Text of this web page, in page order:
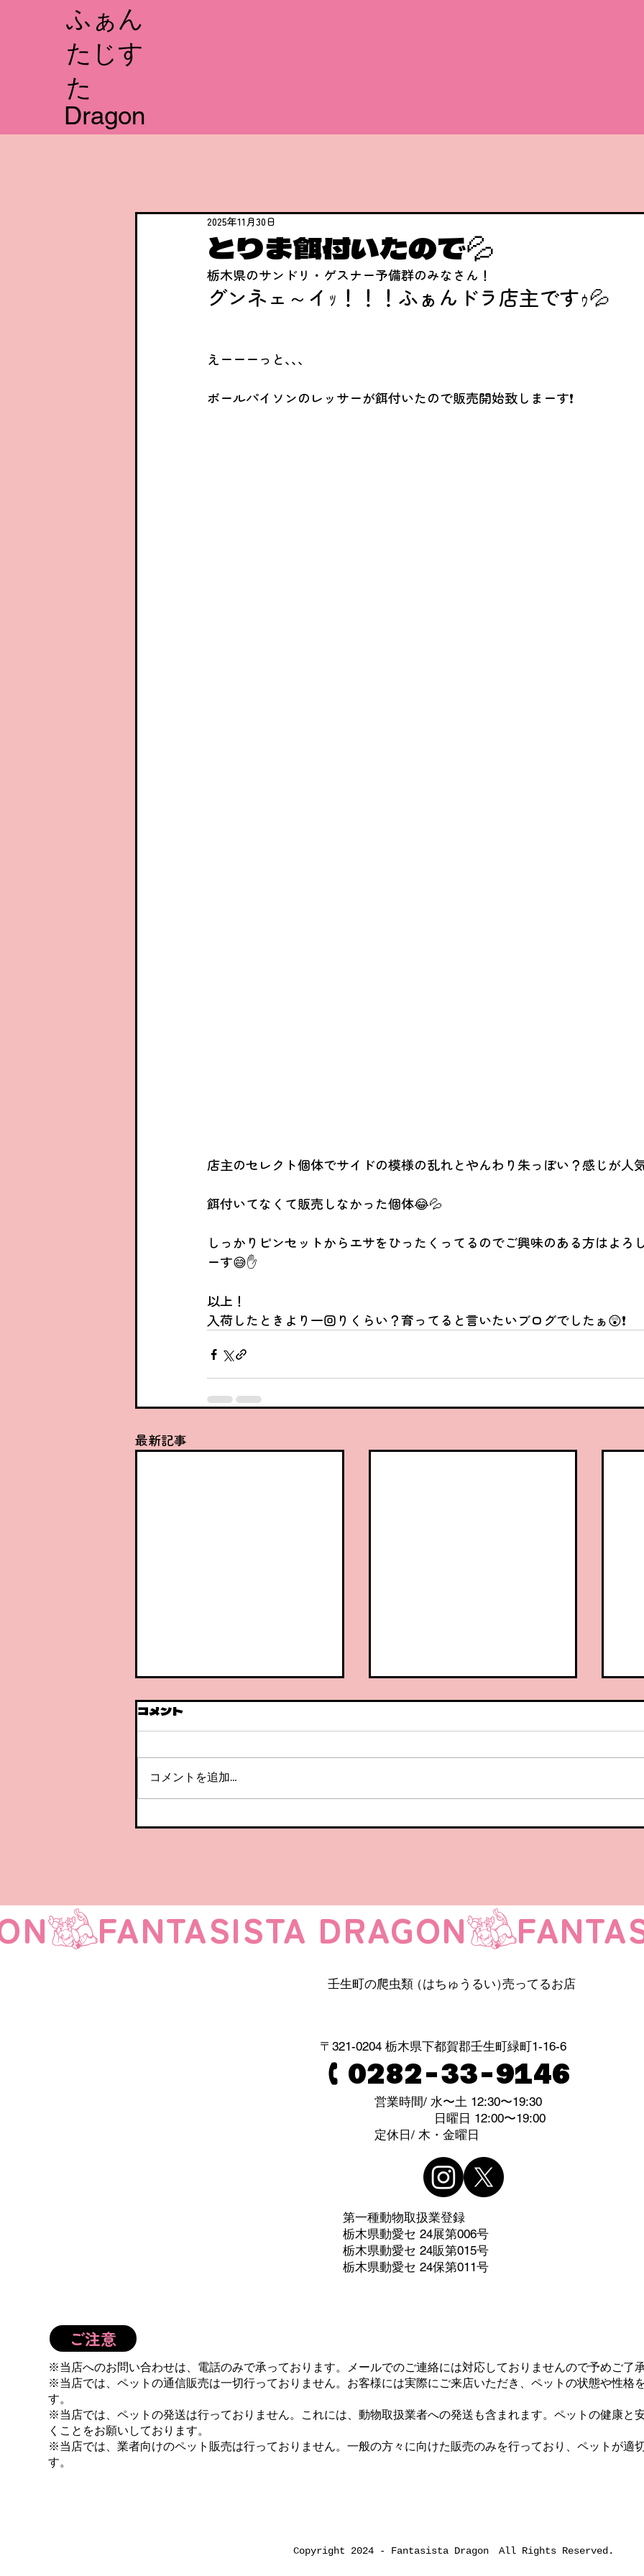
​ふぁん
たじす
た
Dragon
とりま餌付いたので💦
2025年11月30日
栃木県のサンドリ・ゲスナー予備群のみなさん！
グンネェ～イｯ！！！ふぁんドラ店主ですｩ💦
えーーーっと､､､
ボールパイソンのレッサーが餌付いたので販売開始致しまーす❗
店主のセレクト個体でサイドの模様の乱れとやんわり朱っぽい？感じが
餌付いてなくて販売しなかった個体😂💦
しっかりピンセットからエサをひったくってるのでご興味のある方はよろ
ーす😅✋
以上！
入荷したときより一回りくらい？育ってると言いたいブログでしたぁ😲❗
最新記事
急成長😲！ 続
コメント
コメントを追加…
ご注意
※当店へのお問い合わせは、電話のみで承っております。メールでのご連絡には対応しておりませんので予めご了
※当店では、ペットの通信販売は一切行っておりません。お客様には実際にご来店いただき、ペットの状態や性格
す。
※当店では、ペットの発送は行っておりません。これには、動物取扱業者への発送も含まれます。ペットの健康と
くことをお願いしております。
※当店では、業者向けのペット販売は行っておりません。一般の方々に向けた販売のみを行っており、ペットが適
す。
Copyright 2024 - Fantasista DragonAll Rights Reserved.
壬生町の爬虫類（はちゅうるい）売ってるお店
〒321-0204 栃木県下都賀郡壬生町緑町1-16-6
0282-33-9146
営業時間/ 水〜土 12:30〜19:30
日曜日 12:00〜19:00
​定休日/ 木・金曜日
第一種動物取扱業登録
栃木県動愛セ 24展第006号
栃木県動愛セ 24販第015号
栃木県動愛セ 24保第011号